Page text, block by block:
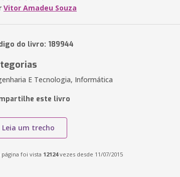
Vitor Amadeu Souza
do livro: 189944
E Tecnologia, Informática
este livro
Leia um trecho
página foi vista 12124vezes desde 11/07/2015